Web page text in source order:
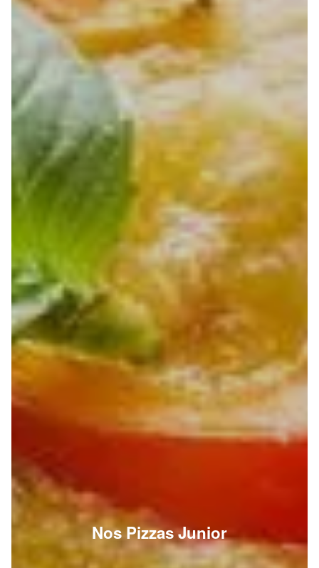
Nos Pizzas Junior